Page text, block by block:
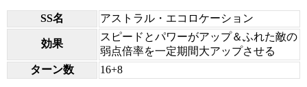
SS名 アストラル・エコロケーション
効果
スピードとパワーがアップ＆ふれた敵の
弱点倍率を一定期間大アップさせる
ターン数
16+8